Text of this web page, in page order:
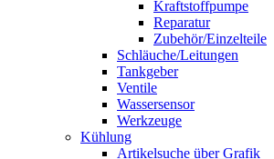
Kraftstoffpumpe
Reparatur
Zubehör/Einzelteile
Schläuche/Leitungen
Tankgeber
Ventile
Wassersensor
Werkzeuge
Kühlung
Artikelsuche über Grafik